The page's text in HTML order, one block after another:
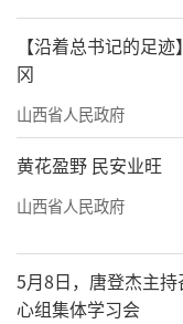
【沿着总书记的足
冈
山西省人民政府
黄花盈野 民安业旺
山西省人民政府
5月8日，唐登杰主
心组集体学习会